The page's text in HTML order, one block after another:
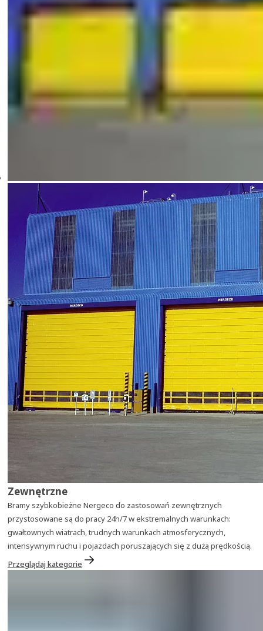
Zewnętrzne
Bramy szybkobieżne Nergeco do zastosowań zewnętrznych
przystosowane są do pracy 24h/7 w ekstremalnych warunkach:
gwałtownych wiatrach, trudnych warunkach atmosferycznych,
intensywnym ruchu i pojazdach poruszających się z dużą prędkością.
Przeglądaj kategorie